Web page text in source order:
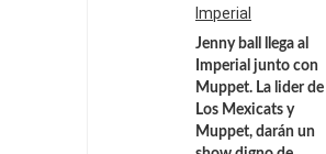
Imperial
Jenny ball llega al
Imperial junto con
Muppet. La lider de
Los Mexicats y
Muppet, darán un